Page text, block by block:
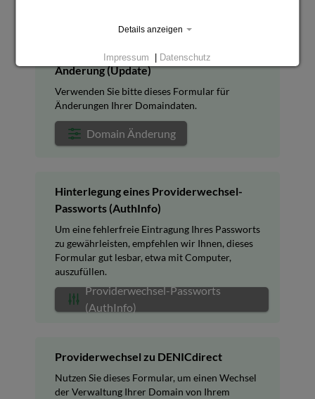
Änderung (Update)
Verwenden Sie bitte dieses Formular für
Änderungen Ihrer Domaindaten.
Domain Änderung
Hinterlegung eines Providerwechsel-
Passworts (AuthInfo)
Um eine fehlerfreie Eintragung Ihres Passworts
zu gewährleisten, empfehlen wir Ihnen, dieses
Formular gut lesbar, etwa mit Computer,
auszufüllen.
Providerwechsel-Passworts
(AuthInfo)
Providerwechsel zu DENICdirect
Nutzen Sie dieses Formular, um einen Wechsel
der Verwaltung Ihrer Domain von Ihrem
Details anzeigen
Impressum Datenschutz